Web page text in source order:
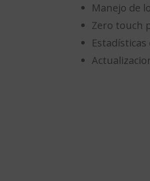
Manejo de
Zero touch